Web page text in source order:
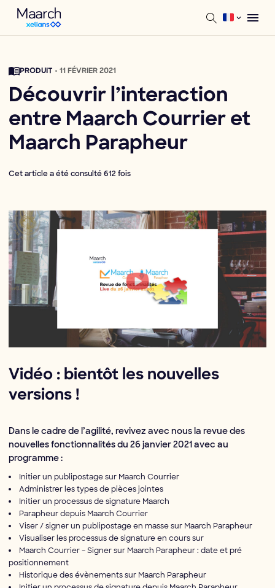
PRODUIT • 11 FÉVRIER 2021
Découvrir l’interaction
entre Maarch Courrier et
Maarch Parapheur
Cet article a été consulté 612 fois
Vidéo : bientôt les nouvelles
versions !
Dans le cadre de l’agilité, revivez avec nous la revue des
nouvelles fonctionnalités du 26 janvier 2021 avec au
programme :
Initier un publipostage sur Maarch Courrier
Administrer les types de pièces jointes
Initier un processus de signature Maarch
Parapheur depuis Maarch Courrier
Viser / signer un publipostage en masse sur Maarch Parapheur
Visualiser les processus de signature en cours sur
Maarch Courrier – Signer sur Maarch Parapheur : date et pré
positionnement
Historique des évènements sur Maarch Parapheur